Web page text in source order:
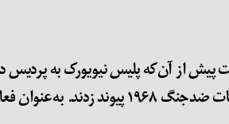
پیش از آن‌که پلیس نیویورک بهپردیس
امروز و آن زمان را چگونه می‌بینید؟